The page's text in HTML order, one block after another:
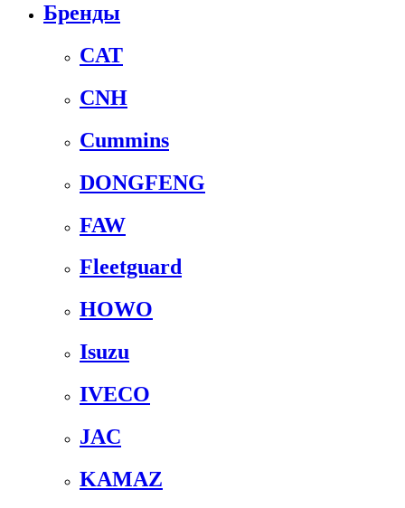
Бренды
CAT
CNH
Cummins
DONGFENG
FAW
Fleetguard
HOWO
Isuzu
IVECO
JAC
KAMAZ